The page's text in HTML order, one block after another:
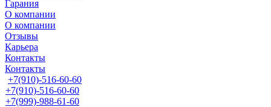
Гарания
О компании
О компании
Отзывы
Карьера
Контакты
Контакты
+7(910)-516-60-60
+7(910)-516-60-60
+7(999)-988-61-60